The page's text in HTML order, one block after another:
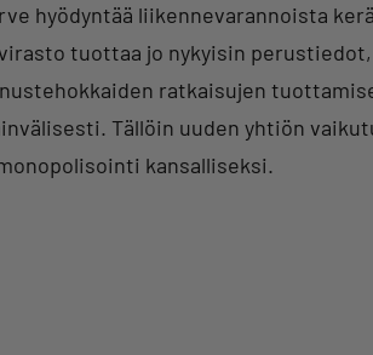
hyödyntää liikennevarannoista
tuottaa jo nykyisin
ratkaisujen
Tällöin uuden yhtiön
kansalliseksi.